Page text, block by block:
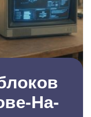
На-